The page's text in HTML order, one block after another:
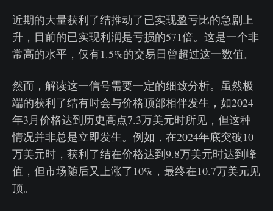
近期的大量获利了结推动了已实现盈亏比的急剧上
升，目前的已实现利润是亏损的571倍。这是一个非
常高的水平，仅有1.5%的交易日曾超过这一数值。
然而，解读这一信号需要一定的细致分析。虽然极
端的获利了结有时会与价格顶部相伴发生，如2024
年3月价格达到历史高点7.3万美元时所见，但这种
情况并非总是立即发生。例如，在2024年底突破10
万美元时，获利了结在价格达到9.8万美元时达到峰
值，但市场随后又上涨了10%，最终在10.7万美元见
顶。